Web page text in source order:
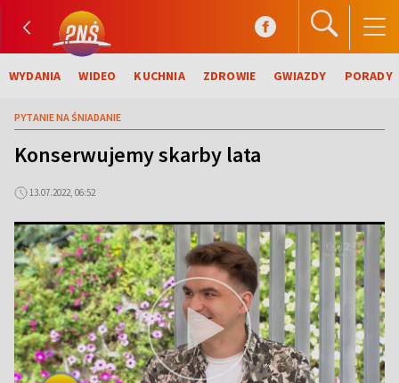
WYDANIA WIDEO KUCHNIA ZDROWIE GWIAZDY PORADY
PYTANIE NA ŚNIADANIE
Konserwujemy skarby lata
13.07.2022, 06:52